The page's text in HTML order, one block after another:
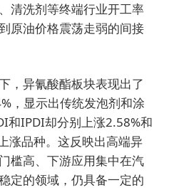
清洗剂等终端行业开工率
原油价格震荡走弱的间接
，异氰酸酯板块表现出了
，显示出传统发泡剂和涂
和IPDI却分别上涨2.58%和
涨品种。这反映出高端异
槛高、下游应用集中在汽
定的领域，仍具备一定的